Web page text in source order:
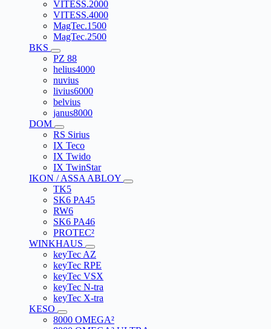
VITESS.2000
VITESS.4000
MagTec.1500
MagTec.2500
BKS
PZ 88
helius4000
nuvius
livius6000
belvius
janus8000
DOM
RS Sirius
IX Teco
IX Twido
IX TwinStar
IKON / ASSA ABLOY
TK5
SK6 PA45
RW6
SK6 PA46
PROTEC²
WINKHAUS
keyTec AZ
keyTec RPE
keyTec VSX
keyTec N-tra
keyTec X-tra
KESO
8000 OMEGA²